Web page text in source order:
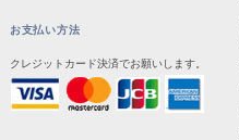
お支払い方法
クレジットカード決済でお願いします。